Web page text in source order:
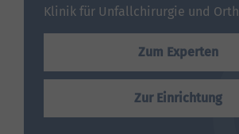
Klinik für Unfallchirurgie und
Zum Experten
Zur Einrichtung